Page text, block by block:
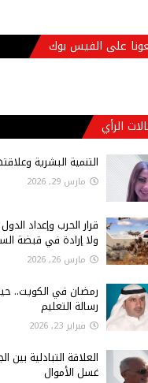
على الفيس بوك
الرأي
التنمية البشرية
مارس 29, 2026
قرار الحرب وإعداد
ولا إرادة في قبضة
مارس 26, 2026
رمضان في الكويت..
رسالة التعليم
فبراير 23, 2026
العلاقة التبادلية بين
غسل الأموال